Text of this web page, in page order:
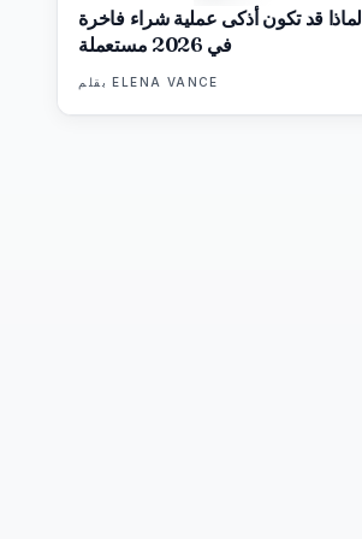
لماذا قد تكون أذكى عملية شراء فاخرة
في 2026 مستعملة
بقلم ELENA VANCE